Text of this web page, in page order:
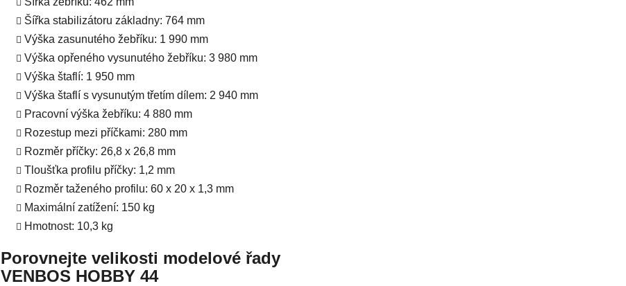
Šířka stabilizátoru základny: 764 mm
Výška zasunutého žebříku: 1 990 mm
Výška opřeného vysunutého žebříku: 3 980 mm
Výška štaflí: 1 950 mm
Výška štaflí s vysunutým třetím dílem: 2 940 mm
Pracovní výška žebříku: 4 880 mm
Rozestup mezi příčkami: 280 mm
Rozměr příčky: 26,8 x 26,8 mm
Tloušťka profilu příčky: 1,2 mm
Rozměr taženého profilu: 60 x 20 x 1,3 mm
Maximální zatížení: 150 kg
Hmotnost: 10,3 kg
Porovnejte velikosti modelové řady
VENBOS HOBBY 44